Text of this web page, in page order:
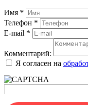
Имя *
Телефон *
E-mail *
Комментарий:
Я согласен на